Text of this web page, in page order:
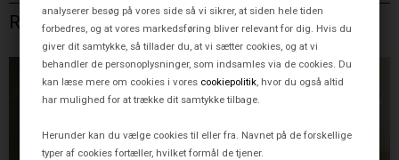
analyserer besøg på vores side så vi sikrer, at siden hele tiden
forbedres, og at vores markedsføring bliver relevant for dig. Hvis du
giver dit samtykke, så tillader du, at vi sætter cookies, og at vi
behandler de personoplysninger, som indsamles via de cookies. Du
kan læse mere om cookies i vores cookiepolitik, hvor du også altid
har mulighed for at trække dit samtykke tilbage.
Herunder kan du vælge cookies til eller fra. Navnet på de forskellige
typer af cookies fortæller, hvilket formål de tjener.
RELATEREDE VARER